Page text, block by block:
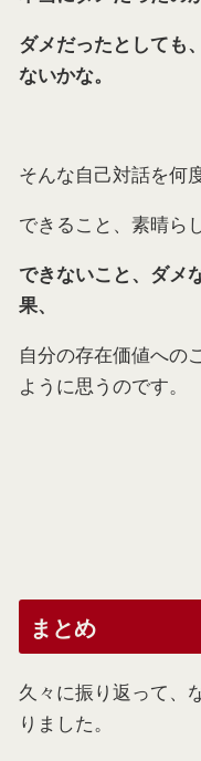
ダメだったとしても
ないかな。
そんな自己対話を何
できること、素晴ら
できないこと、ダメ
果、
自分の存在価値への
ように思うのです。
まとめ
久々に振り返って、
りました。